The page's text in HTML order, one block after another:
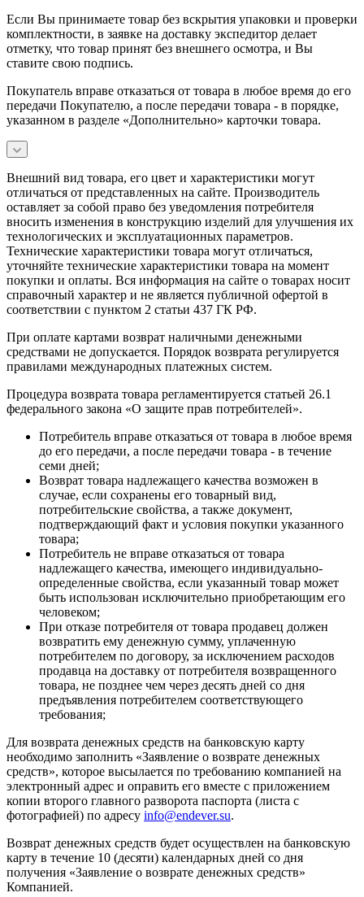
Если Вы принимаете товар без вскрытия упаковки и проверки
комплектности, в заявке на доставку экспедитор делает
отметку, что товар принят без внешнего осмотра, и Вы
ставите свою подпись.
Покупатель вправе отказаться от товара в любое время до его
передачи Покупателю, а после передачи товара - в порядке,
указанном в разделе «Дополнительно» карточки товара.
Внешний вид товара, его цвет и характеристики могут
отличаться от представленных на сайте. Производитель
оставляет за собой право без уведомления потребителя
вносить изменения в конструкцию изделий для улучшения их
технологических и эксплуатационных параметров.
Технические характеристики товара могут отличаться,
уточняйте технические характеристики товара на момент
покупки и оплаты. Вся информация на сайте о товарах носит
справочный характер и не является публичной офертой в
соответствии с пунктом 2 статьи 437 ГК РФ.
При оплате картами возврат наличными денежными
средствами не допускается. Порядок возврата регулируется
правилами международных платежных систем.
Процедура возврата товара регламентируется статьей 26.1
федерального закона «О защите прав потребителей».
Потребитель вправе отказаться от товара в любое время
до его передачи, а после передачи товара - в течение
семи дней;
Возврат товара надлежащего качества возможен в
случае, если сохранены его товарный вид,
потребительские свойства, а также документ,
подтверждающий факт и условия покупки указанного
товара;
Потребитель не вправе отказаться от товара
надлежащего качества, имеющего индивидуально-
определенные свойства, если указанный товар может
быть использован исключительно приобретающим его
человеком;
При отказе потребителя от товара продавец должен
возвратить ему денежную сумму, уплаченную
потребителем по договору, за исключением расходов
продавца на доставку от потребителя возвращенного
товара, не позднее чем через десять дней со дня
предъявления потребителем соответствующего
требования;
Для возврата денежных средств на банковскую карту
необходимо заполнить «Заявление о возврате денежных
средств», которое высылается по требованию компанией на
электронный адрес и оправить его вместе с приложением
копии второго главного разворота паспорта (листа с
фотографией) по адресу info@endever.su.
Возврат денежных средств будет осуществлен на банковскую
карту в течение 10 (десяти) календарных дней со дня
получения «Заявление о возврате денежных средств»
Компанией.